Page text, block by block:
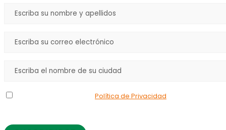
Política de Privacidad